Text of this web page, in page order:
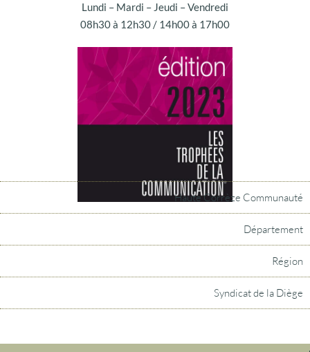
Lundi – Mardi – Jeudi – Vendredi
08h30 à 12h30 / 14h00 à 17h00
Haute Corrèze Communauté
Département
Région
Syndicat de la Diège